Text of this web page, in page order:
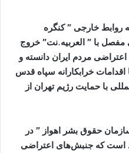
روابط خارجی ” کنگره
مفصل با ” العربیه.نت” خروج
مردم ایران دانسته و
اقدامات خرابکارانه سپاه قدس
با حمایت رژیم تهران از
حقوق بشر اهواز ” در
است که جنبش‌های اعتراضی